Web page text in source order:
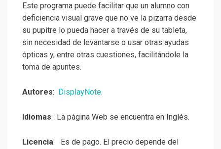
Este programa puede facilitar que un alumno con
deficiencia visual grave que no ve la pizarra desde
su pupitre lo pueda hacer a través de su tableta,
sin necesidad de levantarse o usar otras ayudas
ópticas y, entre otras cuestiones, facilitándole la
toma de apuntes.
Autores: DisplayNote.
Idiomas: La página Web se encuentra en Inglés.
Licencia: Es de pago. El precio depende del